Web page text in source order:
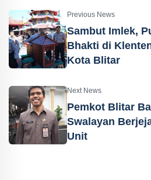
Previous News
Sambut Imlek,
Bhakti di
Kota Blitar
Next News
Pemkot Blitar
Swalayan
Unit